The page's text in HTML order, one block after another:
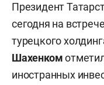
Президент
сегодня на
турецкого
Шахенком
иностранных